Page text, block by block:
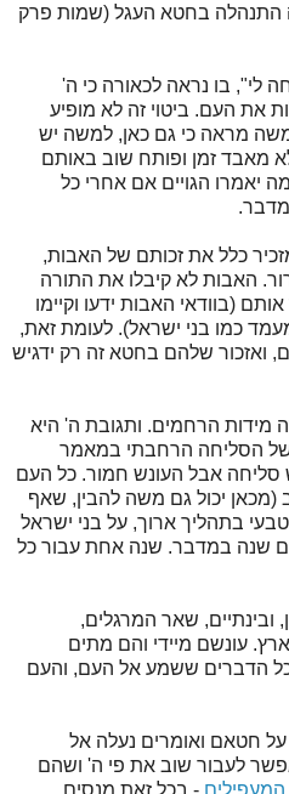
בחטא העגל (שמות פרק
לי", בו נראה לכאורה כי ה'
את העם. ביטוי זה לא מופיע
מראה כי גם כאן, למשה יש
מאבד זמן ופותח שוב באותם
יאמרו הגויים אם אחרי כל
כלל את זכותם של האבות,
האבות לא קיבלו את התורה
(בוודאי האבות ידעו וקיימו
כמו בני ישראל). לעומת זאת,
ואזכור שלהם בחטא זה רק ידגיש
הרחמים. ותגובת ה' היא
הסליחה הרחבתי במאמר
סליחה אבל העונש חמור. כל העם
(מכאן יכול גם משה להבין, שאף
בתהליך ארוך, על בני ישראל
שנה במדבר. שנה אחת עבור כל
ובינתיים, שאר המרגלים,
עונשם מיידי והם מתים
הדברים ששמע אל העם, והעם
חטאם ואומרים נעלה אל
לעבור שוב את פי ה' ושהם
המעפילים - בכל זאת מנסים